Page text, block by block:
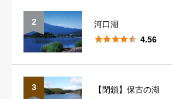
口コミ・釣果情報投稿の
2
河口湖
 4.56
3
【閉鎖】保古の湖